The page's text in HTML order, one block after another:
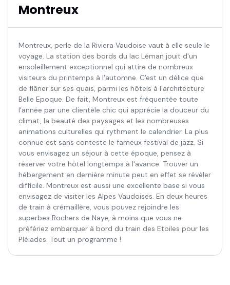
Montreux
Montreux, perle de la Riviera Vaudoise vaut à elle seule le
voyage. La station des bords du lac Léman jouit d'un
ensoleillement exceptionnel qui attire de nombreux
visiteurs du printemps à l'automne. C'est un délice que
de flâner sur ses quais, parmi les hôtels à l'architecture
Belle Epoque. De fait, Montreux est fréquentée toute
l'année par une clientèle chic qui apprécie la douceur du
climat, la beauté des paysages et les nombreuses
animations culturelles qui rythment le calendrier. La plus
connue est sans conteste le fameux festival de jazz. Si
vous envisagez un séjour à cette époque, pensez à
réserver votre hôtel longtemps à l'avance. Trouver un
hébergement en dernière minute peut en effet se révéler
difficile. Montreux est aussi une excellente base si vous
envisagez de visiter les Alpes Vaudoises. En deux heures
de train à crémaillère, vous pouvez rejoindre les
superbes Rochers de Naye, à moins que vous ne
préfériez embarquer à bord du train des Etoiles pour les
Pléiades. Tout un programme !